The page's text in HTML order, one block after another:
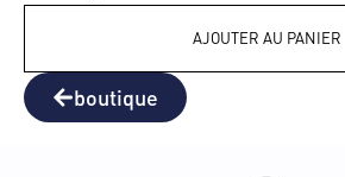
AJOUTER AU PANIER
boutique